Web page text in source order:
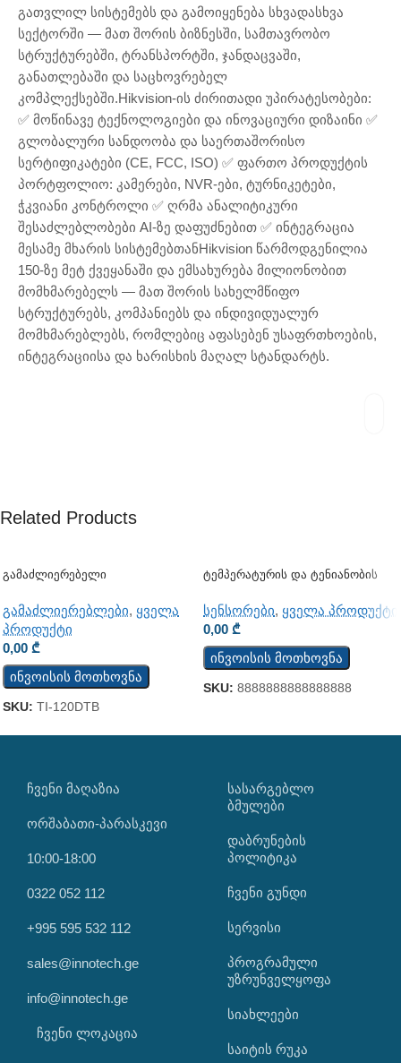
გათვლილ სისტემებს და გამოიყენება სხვადასხვა
სექტორში — მათ შორის ბიზნესში, სამთავრობო
სტრუქტურებში, ტრანსპორტში, ჯანდაცვაში,
განათლებაში და საცხოვრებელ
კომპლექსებში.Hikvision-ის ძირითადი უპირატესობები:
✅ მოწინავე ტექნოლოგიები და ინოვაციური დიზაინი ✅
გლობალური სანდოობა და საერთაშორისო
სერტიფიკატები (CE, FCC, ISO) ✅ ფართო პროდუქტის
პორტფოლიო: კამერები, NVR-ები, ტურნიკეტები,
ჭკვიანი კონტროლი ✅ ღრმა ანალიტიკური
შესაძლებლობები AI-ზე დაფუძნებით ✅ ინტეგრაცია
მესამე მხარის სისტემებთანHikvision წარმოდგენილია
150-ზე მეტ ქვეყანაში და ემსახურება მილიონობით
მომხმარებელს — მათ შორის სახელმწიფო
სტრუქტურებს, კომპანიებს და ინდივიდუალურ
მომხმარებლებს, რომლებიც აფასებენ უსაფრთხოების,
ინტეგრაციისა და ხარისხის მაღალ სტანდარტს.
Related Products
Გამაძლიერებელი
გამაძლიერებლები, ყველა
პროდუქტი
0,00 ₾
ინვოისის მოთხოვნა
SKU: TI-120DTB
Ტემპერატურის Და Ტენიანობის
TSH202v3
სენსორები, ყველა პროდუქტი
0,00 ₾
ინვოისის მოთხოვნა
SKU: 8888888888888888
ᲩᲕᲔᲜᲘ ᲛᲐᲦᲐᲖᲘᲐ
ორშაბათი-პარასკევი
10:00-18:00
0322 052 112
+995 595 532 112
sales@innotech.ge
info@innotech.ge
ჩვენი ლოკაცია
ᲡᲐᲡᲐᲠᲒᲔᲑᲚᲝ
ᲑᲛᲣᲚᲔᲑᲘ
დაბრუნების
პოლიტიკა
ჩვენი გუნდი
სერვისი
პროგრამული
უზრუნველყოფა
სიახლეები
საიტის რუკა